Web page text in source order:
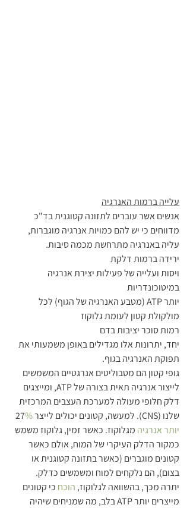
עלייה ברמות האנרגיה
אנשים אשר עוברים לתזונה קטוגנית בד"כ
מדווחים כי יש להם כמויות אנרגיה מוגברות,
עליה באנרגיה מתרחשת מכמה סיבות.
ירידה ברמות דלקת
ויסות ועלייה של פעילות יצירת אנרגיה
במיטוכונדריות
יותר ATP (מטבע האנרגיה של הגוף) לכל
מולקולת קטון לעומת גלוקוז
רמות סוכר יציבות בדם
יחד, יתרונות אלו מגדילים באופן משמעותי את
תפוקת האנרגיה בגוף.
גופי קטון הם מטבוליטים אנרגטיים המשמשים
לייצור אנרגיה תאית בצורה של ATP, ומייצגים
דלק חלופי מעולה למערכת העצבים המרכזית
שלנו (CNS). למעשה, קטונים יכולים לייצר 27
יותר אנרגיה מגלוקוז. כאשר זמין, גלוקוז משמש
כמקור הדלק העיקרי של המוח, אולם כאשר
קטונים מוגברים (כאשר בתזונה קטוגנית או
בצום), הם נלקחים למוח ומשמשים כדלק.
יתרה מכך, בהשוואה לגלוקוז, הוכח כי קטונים
מייצרים יותר ATP בלב, מה שמניחים שיהיה